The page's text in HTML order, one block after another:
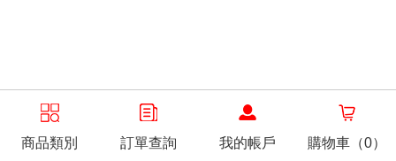
商品類別 訂單查詢 我的帳戶 購物車（0）